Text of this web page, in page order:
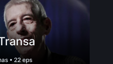
• 22 eps